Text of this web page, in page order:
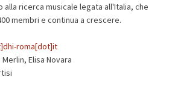
ricerca musicale legata all'Italia, che
membri e continua a crescere.
roma[dot]it
Merlin, Elisa Novara